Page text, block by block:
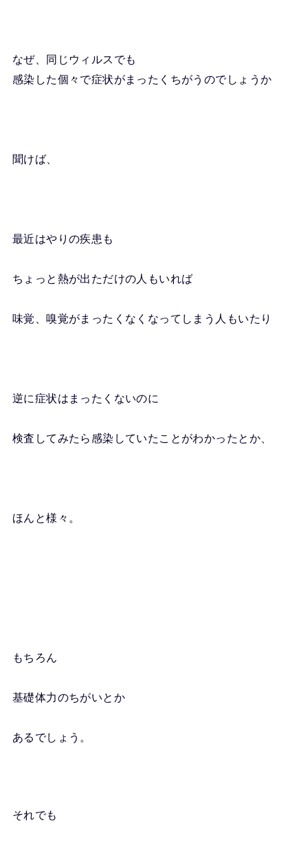
なぜ、同じウィルスでも
感染した個々で症状がまったくちがうのでしょうか
聞けば、
最近はやりの疾患も
ちょっと熱が出ただけの人もいれば
味覚、嗅覚がまったくなくなってしまう人もいたり
逆に症状はまったくないのに
検査してみたら感染していたことがわかったとか、
ほんと様々。
もちろん
基礎体力のちがいとか
あるでしょう。
それでも